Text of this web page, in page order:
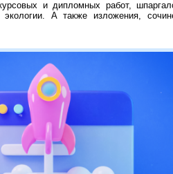
и дипломных работ,
А также изложения,